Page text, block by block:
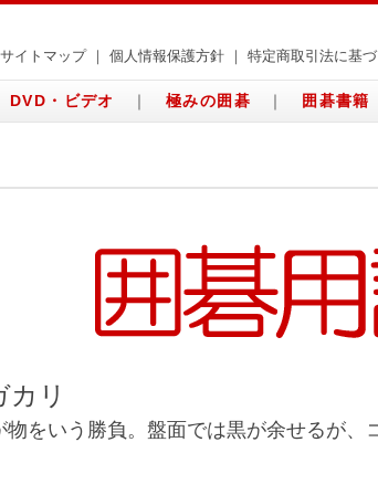
サイトマップ 個人情報保護方針 特定商取引法に基
DVD・ビデオ ｜ 極みの囲碁 ｜ 囲碁書籍
カリ
をいう勝負。盤面では黒が余せるが、